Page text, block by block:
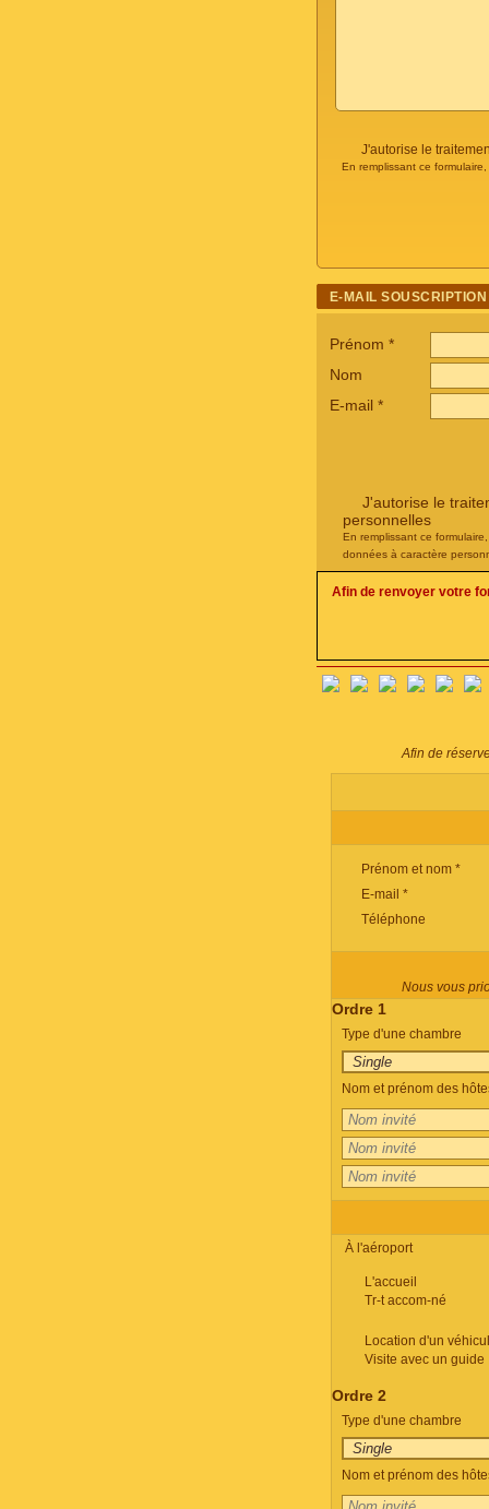
J'autorise le
En remplissant ce
E-MAIL SOUSCRIPTION
Prénom *
Nom
E-mail *
J'autorise le
personnelles
En remplissant ce
données à caractère
Afin de renvoyer votre
Afin de
Prénom et nom *
E-mail *
Téléphone
Nous vous
Ordre 1
Type d'une chambre
Nom et prénom des
À l'aéroport
L'accueil
Tr-t accom-né
Location d'un
Visite avec un guide
Ordre 2
Type d'une chambre
Nom et prénom des